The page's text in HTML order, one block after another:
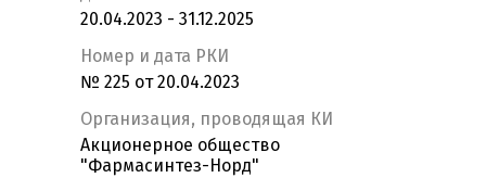
20.04.2023 - 31.12.2025
Номер и дата РКИ
№ 225 от 20.04.2023
Организация, проводящая КИ
Акционерное общество
"Фармасинтез-Норд"